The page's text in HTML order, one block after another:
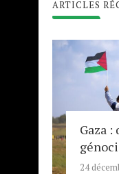
ARTICLES
Gaza
24